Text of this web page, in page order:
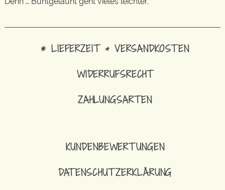
* LIEFERZEIT & VERSANDKOSTEN
WIDERRUFSRECHT
ZAHLUNGSARTEN
KUNDENBEWERTUNGEN
DATENSCHUTZERKLÄRUNG